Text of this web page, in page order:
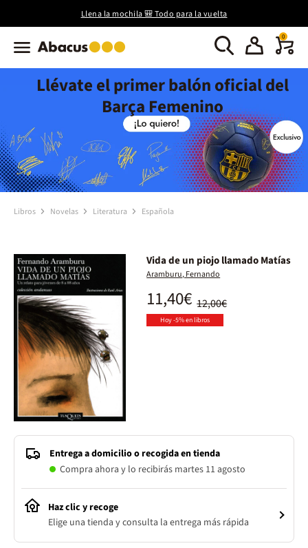
Llena la mochila 🎒 Todo para la vuelta
0
Llévate el primer balón oficial del
Barça Femenino
Libros Novelas Literatura Española
Vida de un piojo llamado Matías
Aramburu, Fernando
12,00€
11,40€
Hoy -5% en libros
Entrega a domicilio o recogida en tienda
Compra ahora y lo recibirás martes 11 agosto
Haz clic y recoge
Elige una tienda y consulta la entrega más rápida